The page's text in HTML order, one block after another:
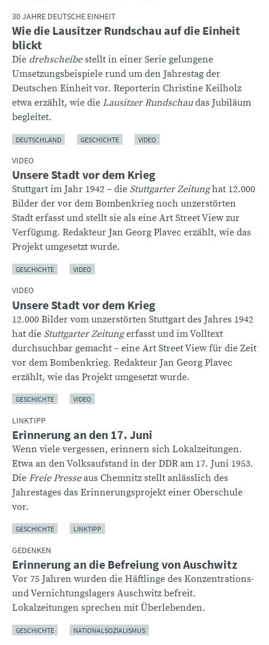
30 JAHRE DEUTSCHE EINHEIT
Wie die Lausitzer Rundschau auf die Einheit
blickt
Die drehscheibestellt in einer Serie gelungene
Umsetzungsbeispiele rund um den Jahrestag der
Deutschen Einheit vor. Reporterin Christine Keilholz
etwa erzählt, wie die Lausitzer Rundschaudas Jubiläum
begleitet.
DEUTSCHLAND GESCHICHTE VIDEO
VIDEO
Unsere Stadt vor dem Krieg
Stuttgart im Jahr 1942 – die Stuttgarter Zeitunghat 12.000
Bilder der vor dem Bombenkrieg noch unzerstörten
Stadt erfasst und stellt sie als eine Art Street View zur
Verfügung. Redakteur Jan Georg Plavec erzählt, wie das
Projekt umgesetzt wurde.
GESCHICHTE VIDEO
VIDEO
Unsere Stadt vor dem Krieg
12.000 Bilder vom unzerstörten Stuttgart des Jahres 1942
hat die Stuttgarter Zeitungerfasst und im Volltext
durchsuchbar gemacht – eine Art Street View für die Zeit
vor dem Bombenkrieg. Redakteur Jan Georg Plavec
erzählt, wie das Projekt umgesetzt wurde.
GESCHICHTE VIDEO
LINKTIPP
Erinnerung an den 17. Juni
Wenn viele vergessen, erinnern sich Lokalzeitungen.
Etwa an den Volksaufstand in der DDR am 17. Juni 1953.
Die Freie Presseaus Chemnitz stellt anlässlich des
Jahrestages das Erinnerungsprojekt einer Oberschule
vor.
GESCHICHTE LINKTIPP
GEDENKEN
Erinnerung an die Befreiung von Auschwitz
Vor 75 Jahren wurden die Häftlinge des Konzentrations-
und Vernichtungslagers Auschwitz befreit.
Lokalzeitungen sprechen mit Überlebenden.
GESCHICHTE NATIONALSOZIALISMUS